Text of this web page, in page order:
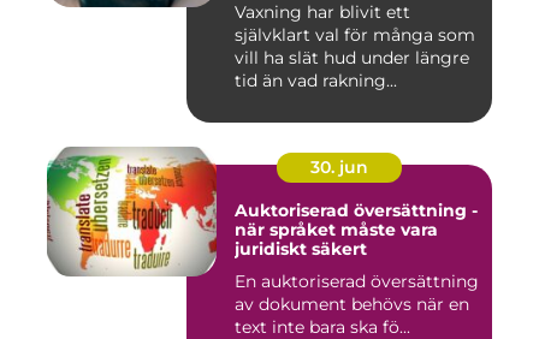
Vaxning har blivit ett
självklart val för många som
vill ha slät hud under längre
tid än vad rakning...
30. jun
Auktoriserad översättning -
när språket måste vara
juridiskt säkert
En auktoriserad översättning
av dokument behövs när en
text inte bara ska fö...